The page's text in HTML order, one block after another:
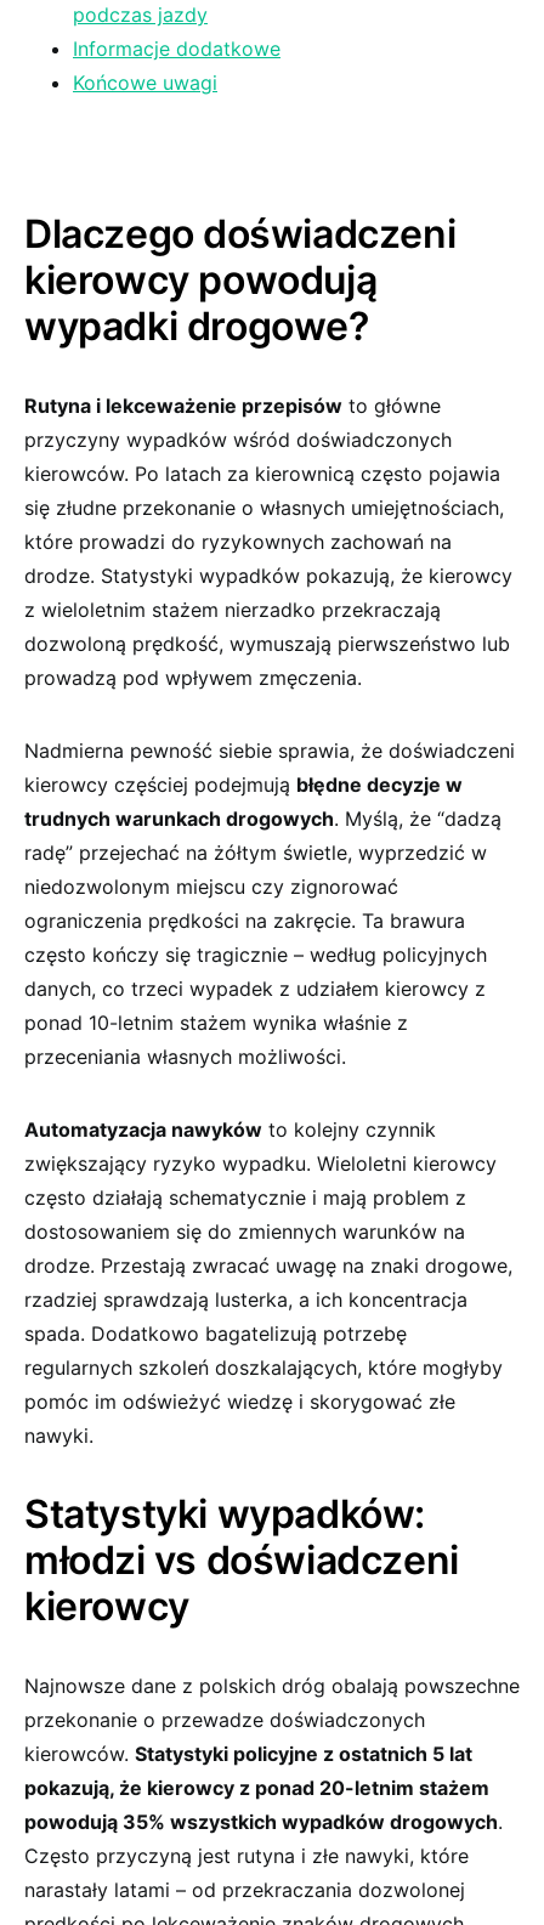
podczas jazdy
Informacje dodatkowe
Końcowe uwagi
Dlaczego⁢ doświadczeni ​
kierowcy powodują
wypadki drogowe?
Rutyna i⁤ lekceważenie przepisów to‍ główne
przyczyny wypadków wśród ‍doświadczonych
kierowców. Po latach za kierownicą często⁣ pojawia
się złudne przekonanie o własnych umiejętnościach,
które⁢ prowadzi do ⁤ryzykownych zachowań na
drodze. Statystyki wypadków pokazują, ⁤że kierowcy
z wieloletnim stażem nierzadko przekraczają
dozwoloną prędkość, wymuszają pierwszeństwo lub
⁢prowadzą ⁤pod wpływem zmęczenia.
Nadmierna pewność⁣ siebie⁤ sprawia, że doświadczeni
kierowcy częściej podejmują błędne decyzje ​w
trudnych warunkach drogowych. Myślą, że “dadzą
radę” przejechać ⁢na żółtym ⁤świetle, wyprzedzić w
niedozwolonym miejscu czy zignorować
ograniczenia prędkości na zakręcie. Ta ⁤brawura
często kończy się tragicznie – według policyjnych
danych, co trzeci wypadek z‍ udziałem kierowcy z​
ponad​ 10-letnim ‍stażem ⁢wynika właśnie z
przeceniania własnych⁣ możliwości.
Automatyzacja nawyków to kolejny czynnik
zwiększający ⁤ryzyko wypadku. Wieloletni​ kierowcy‌
często działają schematycznie i mają problem z
dostosowaniem się do zmiennych warunków na
drodze. Przestają zwracać uwagę‌ na⁤ znaki drogowe,⁢
rzadziej sprawdzają lusterka,‌ a ​ich koncentracja
spada. Dodatkowo bagatelizują potrzebę
regularnych szkoleń doszkalających, które mogłyby
pomóc im odświeżyć ‌wiedzę i skorygować ‌złe
nawyki.
Statystyki wypadków:
młodzi⁢ vs doświadczeni
kierowcy
Najnowsze dane z polskich dróg​ obalają powszechne
przekonanie o przewadze doświadczonych
kierowców. Statystyki policyjne z ostatnich 5 lat
pokazują, że⁢ kierowcy⁤ z ponad ⁢20-letnim stażem
powodują 35% ‌wszystkich ⁤wypadków drogowych.
Często przyczyną⁣ jest‍ rutyna i złe nawyki, które
⁢narastały latami – od ⁤przekraczania dozwolonej